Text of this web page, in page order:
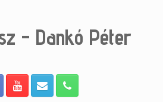
- Dankó Péter